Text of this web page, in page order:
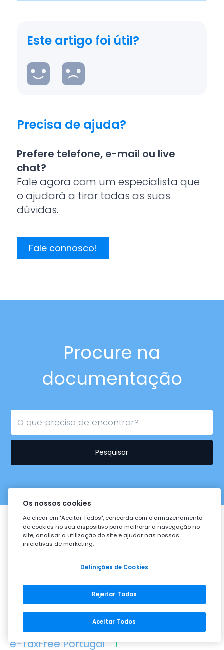
Este artigo foi útil?
Precisa de ajuda?
Prefere telefone, e-mail ou live
chat?
Fale agora com um especialista que
o ajudará a tirar todas as suas
dúvidas.
Fale connosco!
Procure na
documentação
Pesquisar
Ajuda complementar
Assuntos relacionados com "Lei em
vigor em Portugal"
e-TaxFree Portugal 1
Os nossos cookies
Ao clicar em "Aceitar Todos", concorda com o armazenamento
de cookies no seu dispositivo para melhorar a navegação no
site, analisar a utilização do site e ajudar nas nossas
iniciativas de marketing.
Definições de Cookies
Rejeitar Todos
Aceitar Todos